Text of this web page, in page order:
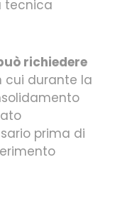
tecnica
richiedere
cui durante la
prima di